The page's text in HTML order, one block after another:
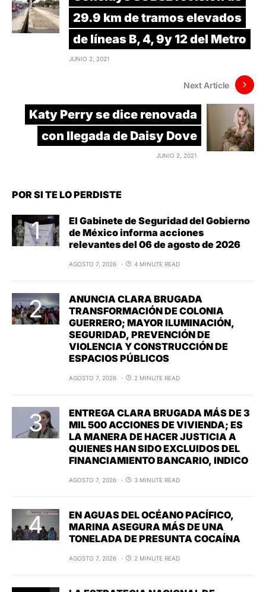
29.9 km de tramos elevados
de líneas B, 4, 9y 12 del Metro
JUNIO 2, 2021
Next Article
Katy Perry se dice renovada
con llegada de Daisy Dove
JUNIO 2, 2021
POR SI TE LO PERDISTE
El Gabinete de Seguridad del Gobierno
de México informa acciones
relevantes del 06 de agosto de 2026
AGOSTO 7, 2026 4 MINUTE READ
ANUNCIA CLARA BRUGADA
TRANSFORMACIÓN DE COLONIA
GUERRERO; MAYOR ILUMINACIÓN,
SEGURIDAD, PREVENCIÓN DE
VIOLENCIA Y CONSTRUCCIÓN DE
ESPACIOS PÚBLICOS
AGOSTO 7, 2026 2 MINUTE READ
ENTREGA CLARA BRUGADA MÁS DE 3
MIL 500 ACCIONES DE VIVIENDA; ES
LA MANERA DE HACER JUSTICIA A
QUIENES HAN SIDO EXCLUIDOS DEL
FINANCIAMIENTO BANCARIO, INDICO
AGOSTO 7, 2026 3 MINUTE READ
EN AGUAS DEL OCÉANO PACÍFICO,
MARINA ASEGURA MÁS DE UNA
TONELADA DE PRESUNTA COCAÍNA
AGOSTO 7, 2026 2 MINUTE READ